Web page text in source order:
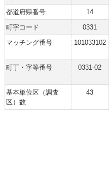
都道府県番号
14
町字コード
0331
マッチング番号
101033102
町丁・字等番号 0331-02
基本単位区（調査
区）数
43